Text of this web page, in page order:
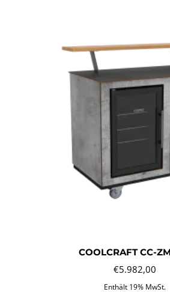
COOLCRAFT CC-
€5.982,00
Enthält 19% MwSt.